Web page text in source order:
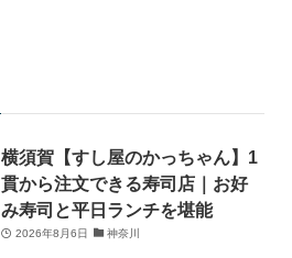
横須賀【すし屋のかっちゃん】1
貫から注文できる寿司店｜お好
み寿司と平日ランチを堪能
2026年8月6日 神奈川